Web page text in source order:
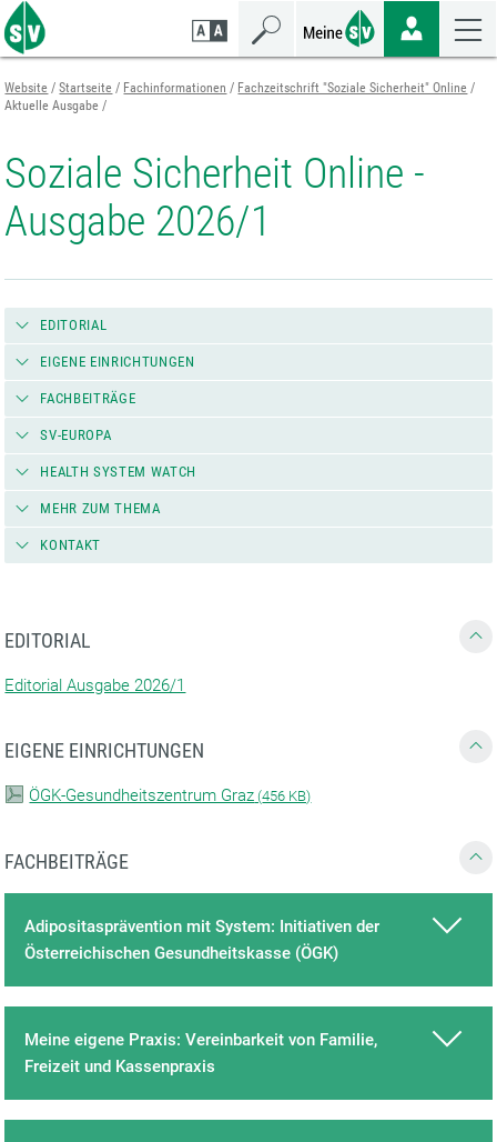
Zum
Seiteninhalt
springen
Zur
Navigation
springen
Zur
Mobilen
Navigation
springen
Website Startseite Fachinformationen
Fachzeitschrift "Soziale Sicherheit" Online
Aktuelle Ausgabe
Soziale Sicherheit Online -
Ausgabe 2026/1
EDITORIAL
EIGENE EINRICHTUNGEN
FACHBEITRÄGE
SV-EUROPA
HEALTH SYSTEM WATCH
MEHR ZUM THEMA
KONTAKT
EDITORIAL
Editorial Ausgabe 2026/1
EIGENE EINRICHTUNGEN
ÖGK-Gesundheitszentrum Graz (456 KB)
FACHBEITRÄGE
Adipositasprävention mit System: Initiativen der
Österreichischen Gesundheitskasse (ÖGK)
Meine eigene Praxis: Vereinbarkeit von Familie,
Freizeit und Kassenpraxis